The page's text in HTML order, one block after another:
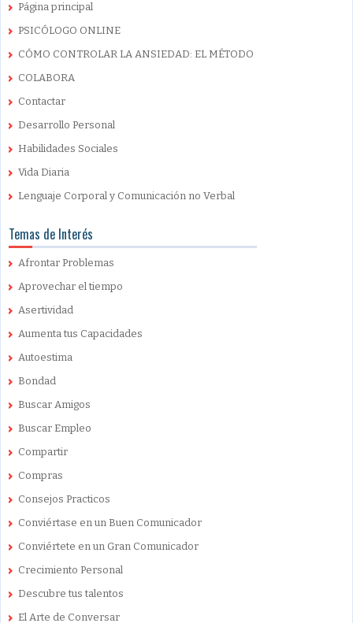
Página principal
PSICÓLOGO ONLINE
CÓMO CONTROLAR LA ANSIEDAD: EL MÉTODO
COLABORA
Contactar
Desarrollo Personal
Habilidades Sociales
Vida Diaria
Lenguaje Corporal y Comunicación no Verbal
Temas de Interés
Afrontar Problemas
Aprovechar el tiempo
Asertividad
Aumenta tus Capacidades
Autoestima
Bondad
Buscar Amigos
Buscar Empleo
Compartir
Compras
Consejos Practicos
Conviértase en un Buen Comunicador
Conviértete en un Gran Comunicador
Crecimiento Personal
Descubre tus talentos
El Arte de Conversar